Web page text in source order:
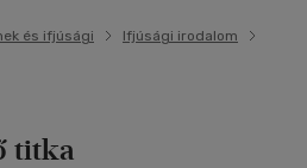
és ifjúsági
Ifjúsági irodalom
titka